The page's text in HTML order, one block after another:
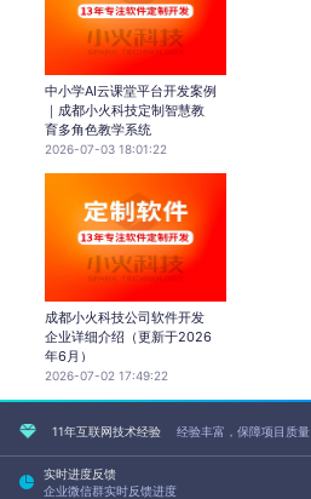
中小学AI云课堂平台开发案例
｜成都小火科技定制智慧教
育多角色教学系统
2026-07-03 18:01:22
成都小火科技公司软件开发
企业详细介绍（更新于2026
年6月）
2026-07-02 17:49:22
11年互联网技术经验 经验丰富，保障项目质量
实时进度反馈
企业微信群实时反馈进度